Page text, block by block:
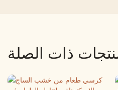
ذات الصلة